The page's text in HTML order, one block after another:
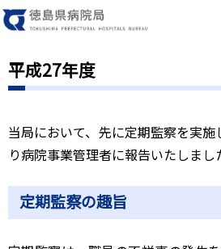
平成27年度
当局において、先に定期監察を実
り病院事業管理者に報告いたしまし
定期監察の趣旨